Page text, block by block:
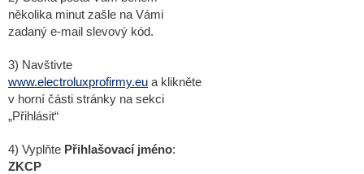
několika minut zašle na Vámi
zadaný e-mail slevový kód.
3) Navštivte
www.electroluxprofirmy.eu a klikněte
v horní části stránky na sekci
„Přihlásit“
4) Vyplňte Přihlašovací jméno:
ZKCP